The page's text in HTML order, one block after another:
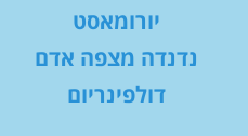
יורומאסט
נדנדה מצפה אדם
דולפינריום